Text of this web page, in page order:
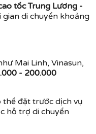
tốc Trung Lương -
gian di chuyển khoảng
Mai Linh, Vinasun,
- 200.000
thể đặt trước dịch vụ
hỗ trợ di chuyển